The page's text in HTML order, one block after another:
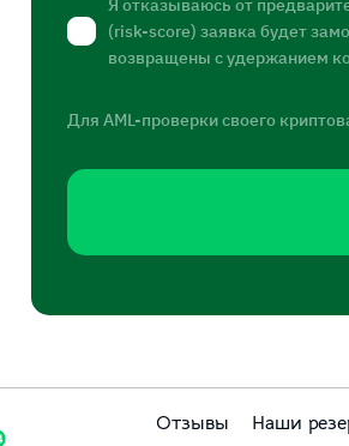
Я отказываюсь от
(risk-score) заявка будет
возвращены с удержанием
Для AML-проверки своего
Отзывы Наши